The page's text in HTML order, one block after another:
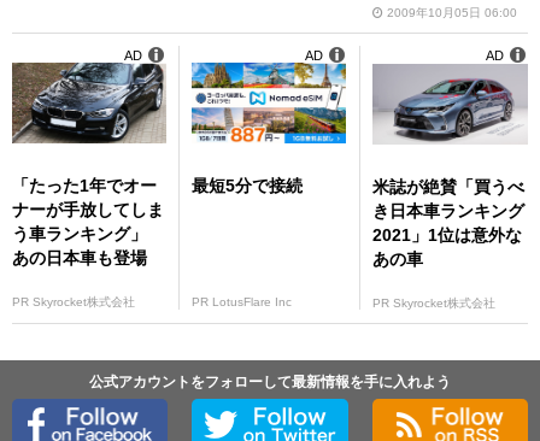
2009年10月05日 06:00
「たった1年でオー
ナーが手放してしま
う車ランキング」
あの日本車も登場
PR Skyrocket株式会社
AD
最短5分で接続
PR LotusFlare Inc
AD
米誌が絶賛「買うべ
き日本車ランキング
2021」1位は意外な
あの車
PR Skyrocket株式会社
AD
公式アカウントをフォローして最新情報を手に入れよう